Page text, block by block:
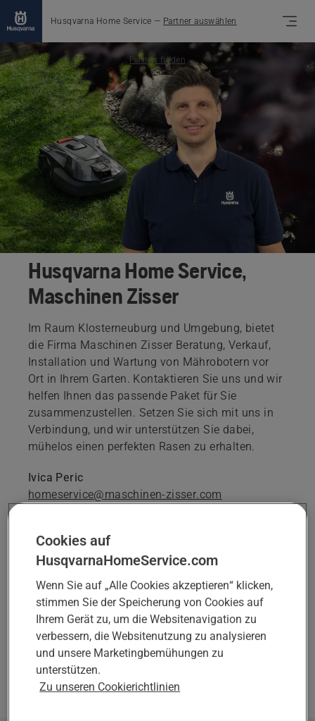
Husqvarna Home Service — Partner auswählen
Partner finden
Husqvarna Home Service,
Maschinen Zisser
Im Raum Klosterneuburg und Umgebung, bietet
die Firma Maschinen Zisser Beratung, Verkauf,
Installation und Wartung von Mährobotern vor
Ort in Ihrem Garten. Kontaktieren Sie uns und wir
helfen Ihnen das passende Paket für Sie
zusammenzustellen. Setzen Sie sich mit uns in
Verbindung, und wir unterstützen Sie dabei,
mühelos einen perfekten Rasen zu erhalten.
Ivica Peric
homeservice@maschinen-zisser.com
TERMIN FÜR BERATUNG ODER
Ausgewählter
Partner
ausgewählt.
ÄNDERUNG
Cookies auf
HusqvarnaHomeService.com
Wenn Sie auf „Alle Cookies akzeptieren“ klicken,
stimmen Sie der Speicherung von Cookies auf
Ihrem Gerät zu, um die Websitenavigation zu
verbessern, die Websitenutzung zu analysieren
und unsere Marketingbemühungen zu
unterstützen.
Zu unseren Cookierichtlinien